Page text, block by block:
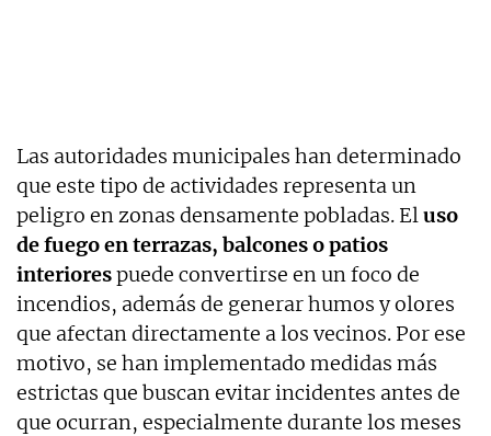
Las autoridades municipales han determinado
que este tipo de actividades representa un
peligro en zonas densamente pobladas. Eluso
de fuego en terrazas, balcones o patios
interiorespuede convertirse en un foco de
incendios, además de generar humos y olores
que afectan directamente a los vecinos. Por ese
motivo, se han implementado medidas más
estrictas que buscan evitar incidentes antes de
que ocurran, especialmente durante los meses